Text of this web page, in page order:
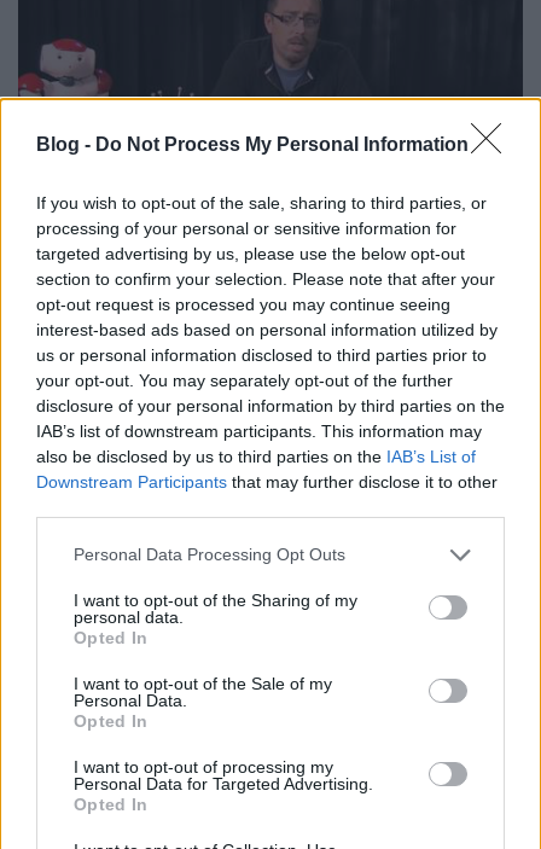
Blog - Do Not Process My Personal Information
If you wish to opt-out of the sale, sharing to third parties, or
processing of your personal or sensitive information for
targeted advertising by us, please use the below opt-out
section to confirm your selection. Please note that after your
opt-out request is processed you may continue seeing
interest-based ads based on personal information utilized by
us or personal information disclosed to third parties prior to
your opt-out. You may separately opt-out of the further
disclosure of your personal information by third parties on the
IAB’s list of downstream participants. This information may
also be disclosed by us to third parties on the IAB’s List of
Downstream Participants that may further disclose it to other
Please note that this website/app uses one or more Google
not limited to your visit or usage behaviour. You may click to
grant or deny consent to Google and its third-party tags to
use your data for below specified purposes in below Google
consent section.
Personal Data Processing Opt Outs
I want to opt-out of the Sharing of my
personal data.
Opted In
I want to opt-out of the Sale of my
Personal Data.
Opted In
I want to opt-out of processing my
Personal Data for Targeted Advertising.
Opted In
Coursera on-line kurzusok
richard_szabo•2013. március 15.
Egyre inkább szélesedik az on-line elérhető tanórák
kínálata és fordul a felső szintű oktatás egy új
irányba, mely minél több jó ...